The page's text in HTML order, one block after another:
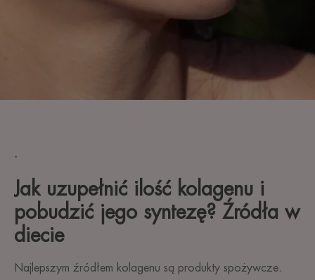
.
Jak uzupełnić ilość kolagenu i
pobudzić jego syntezę? Źródła w
diecie
Najlepszym źródłem kolagenu są produkty spożywcze.